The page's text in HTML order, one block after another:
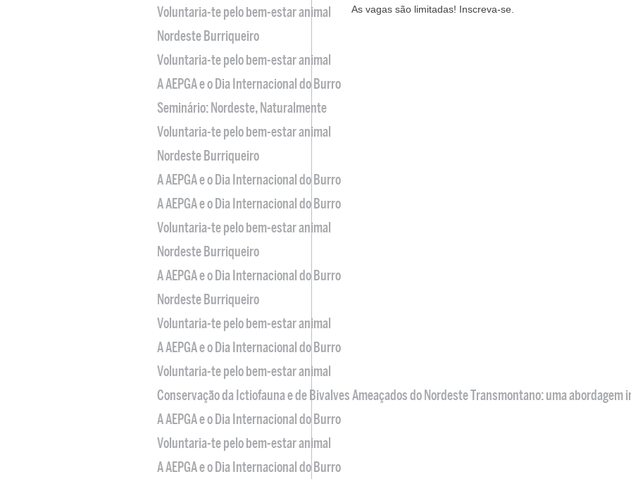
As vagas são limitadas! Inscreva-se.
Voluntaria-te pelo bem-estar animal
Nordeste Burriqueiro
Voluntaria-te pelo bem-estar animal
A AEPGA e o Dia Internacional do Burro
Seminário: Nordeste, Naturalmente
Voluntaria-te pelo bem-estar animal
Nordeste Burriqueiro
A AEPGA e o Dia Internacional do Burro
A AEPGA e o Dia Internacional do Burro
Voluntaria-te pelo bem-estar animal
Nordeste Burriqueiro
A AEPGA e o Dia Internacional do Burro
Nordeste Burriqueiro
Voluntaria-te pelo bem-estar animal
A AEPGA e o Dia Internacional do Burro
Voluntaria-te pelo bem-estar animal
Conservação da Ictiofauna e de Bivalves Ameaçados do Nordeste Transmontano: uma abordagem
A AEPGA e o Dia Internacional do Burro
Voluntaria-te pelo bem-estar animal
A AEPGA e o Dia Internacional do Burro